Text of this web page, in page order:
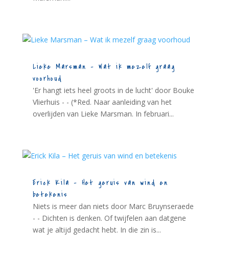
Lieke Marsman – Wat ik mezelf graag
voorhoud
'Er hangt iets heel groots in de lucht' door Bouke
Vlierhuis - - (*Red. Naar aanleiding van het
overlijden van Lieke Marsman. In februari...
Erick Kila – Het geruis van wind en
betekenis
Niets is meer dan niets door Marc Bruynseraede
- - Dichten is denken. Of twijfelen aan datgene
wat je altijd gedacht hebt. In die zin is...